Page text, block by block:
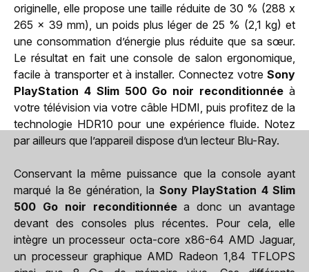
originelle, elle propose une taille réduite de 30 % (288 x
265 x 39 mm), un poids plus léger de 25 % (2,1 kg) et
une consommation d’énergie plus réduite que sa sœur.
Le résultat en fait une console de salon ergonomique,
facile à transporter et à installer. Connectez votre Sony
PlayStation 4 Slim 500 Go noir reconditionnée à
votre télévision via votre câble HDMI, puis profitez de la
technologie HDR10 pour une expérience fluide. Notez
par ailleurs que l’appareil dispose d’un lecteur Blu-Ray.
Conservant la même puissance que la console ayant
marqué la 8e génération, la Sony PlayStation 4 Slim
500 Go noir reconditionnéea donc un avantage
devant des consoles plus récentes. Pour cela, elle
intègre un processeur octa-core x86-64 AMD Jaguar,
un processeur graphique AMD Radeon 1,84 TFLOPS